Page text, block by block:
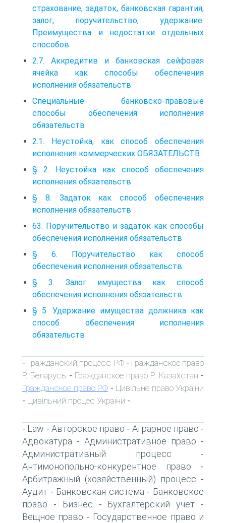
страхование, задаток, банковская гарантия,
залог, поручительство, удержание.
Преимущества и недостатки отдельных
способов
2.7. Аккредитив и банковская сейфовая
ячейка как способы обеспечения
исполнения обязательств
Специальные банковско-правовые
способы обеспечения исполнения
обязательств
2.1. Неустойка, как способ обеспечения
исполнения коммерческих ОБЯЗАТЕЛЬСТВ
§ 2. Неустойка как способ обеспечения
исполнения обязательств
§ 8. Задаток как способ обеспечения
исполнения обязательств
63. Поручительство и задаток как способы
обеспечения исполнения обязательств
§ 6. Поручительство как способ
обеспечения исполнения обязательств
§ 3. Залог имущества как способ
обеспечения исполнения обязательств
§ 5. Удержание имущества должника как
способ обеспечения исполнения
обязательств
- Гражданский процесс РФ- Гражданское право
Р. Беларусь - Гражданское право Р. Казахстан -
Гражданское право РФ - Цивільне право України
- Цивільний процес України -
- Law - Авторское право - Аграрное право -
Адвокатура - Административное право -
Административный процесс -
Антимонопольно-конкурентное право -
Арбитражный (хозяйственный) процесс -
Аудит - Банковская система - Банковское
право - Бизнес - Бухгалтерский учет -
Вещное право - Государственное право и